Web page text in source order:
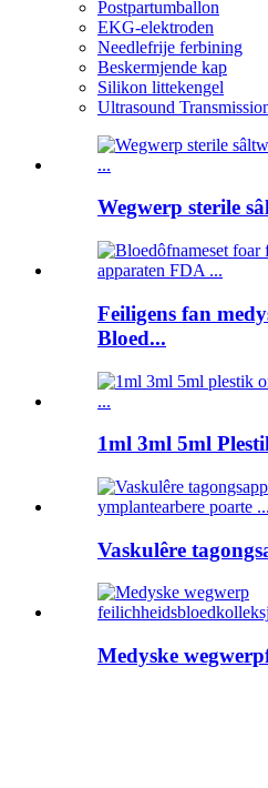
Postpartumballon
EKG-elektroden
Needlefrije ferbining
Beskermjende kap
Silikon littekengel
Ultrasound
Wegwerp sterile
Feiligens fan
Bloed...
1ml 3ml 5ml
Vaskulêre
Medyske